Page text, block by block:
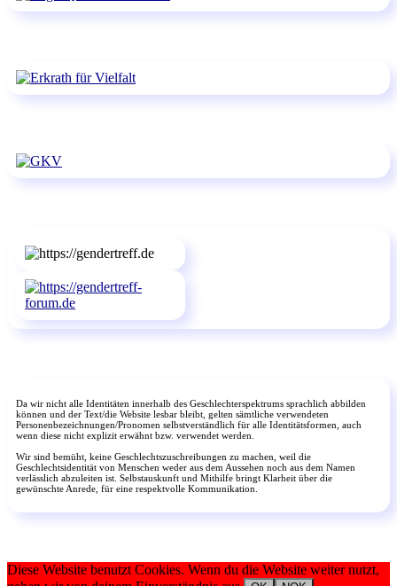
Da wir nicht alle Identitäten innerhalb des Geschlechterspektrums sprachlich abbilden
können und der Text/die Website lesbar bleibt, gelten sämtliche verwendeten
Personenbezeichnungen/Pronomen selbstverständlich für alle Identitätsformen, auch
wenn diese nicht explizit erwähnt bzw. verwendet werden.
Wir sind bemüht, keine Geschlechtszuschreibungen zu machen, weil die
Geschlechtsidentität von Menschen weder aus dem Aussehen noch aus dem Namen
verlässlich abzuleiten ist. Selbstauskunft und Mithilfe bringt Klarheit über die
gewünschte Anrede, für eine respektvolle Kommunikation.
Diese Website benutzt Cookies. Wenn du die Website weiter nutzt,